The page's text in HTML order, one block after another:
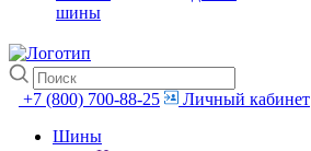
шины
+7 (800) 700-88-25
Личный кабинет
Шины